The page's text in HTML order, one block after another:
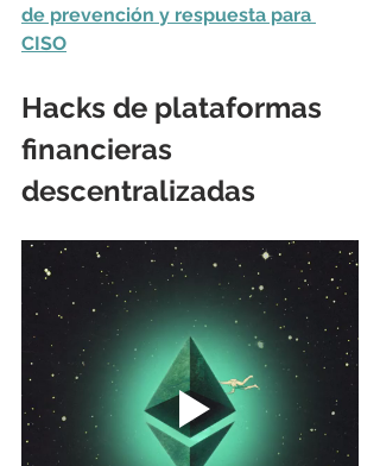
de prevención y respuesta para
CISO
Hacks de plataformas
financieras
descentralizadas